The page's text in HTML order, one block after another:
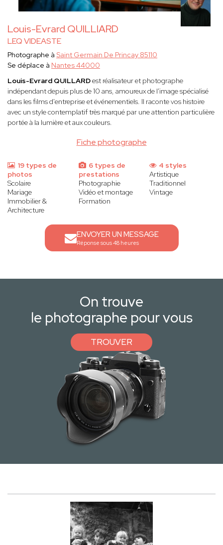
Louis-Evrard QUILLIARD
LEQ VIDEASTE
Fiche photographe
Photographe à Saint Germain De Princay 85110
Se déplace à Nantes 44000
Louis-Evrard QUILLARDest réalisateur et photographe
indépendant depuis plus de 10 ans, amoureux de l'image spécialisé
dans les films d'entreprise et événementiels. Il raconte vos histoire
avec un style contemplatif très marqué par une attention particulière
portée à la lumière et aux couleurs.
19 types de
photos
Scolaire
Mariage
Immobilier &
Architecture
6 types de
prestations
Photographie
Vidéo et montage
Formation
4 styles
Artistique
Traditionnel
Vintage
ENVOYER UN MESSAGE
Réponse sous 48 heures
On trouve
le photographe pour vous
TROUVER